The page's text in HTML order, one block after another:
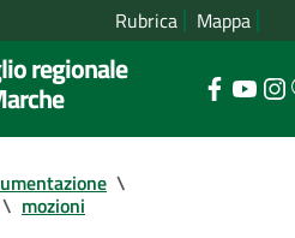
Rubrica Mappa
regionale
\
\ mozioni